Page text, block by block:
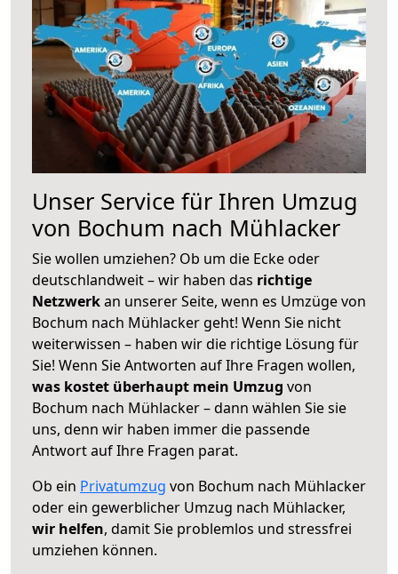
Unser Service für Ihren Umzug
von Bochum nach Mühlacker
Sie wollen umziehen? Ob um die Ecke oder
deutschlandweit – wir haben das richtige
Netzwerkan unserer Seite, wenn es Umzüge von
Bochum nach Mühlacker geht! Wenn Sie nicht
weiterwissen – haben wir die richtige Lösung für
Sie! Wenn Sie Antworten auf Ihre Fragen wollen,
was kostet überhaupt mein Umzug von
Bochum nach Mühlacker – dann wählen Sie sie
uns, denn wir haben immer die passende
Antwort auf Ihre Fragen parat.
Ob ein Privatumzug von Bochum nach Mühlacker
oder ein gewerblicher Umzug nach Mühlacker,
wir helfen, damit Sie problemlos und stressfrei
umziehen können.